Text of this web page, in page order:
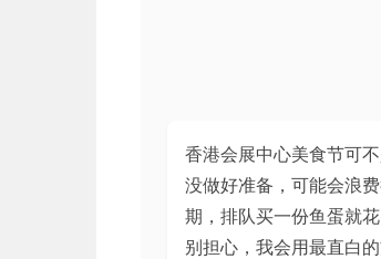
香港会展中心美食节可
没做好准备，可能会浪
期，排队买一份鱼蛋就
别担心，我会用最直白的